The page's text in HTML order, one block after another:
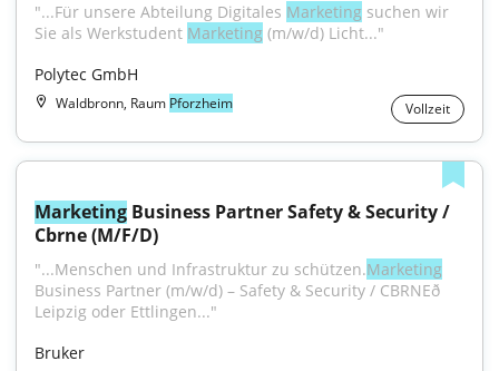
"...Für unsere Abteilung Digitales Marketing suchen wir
Sie als Werkstudent Marketing (m/w/d) Licht..."
Polytec GmbH
Waldbronn, Raum Pforzheim Vollzeit
Marketing Business Partner Safety & Security /
Cbrne (M/F/D)
"...Menschen und Infrastruktur zu schützen.Marketing
Business Partner (m/w/d) – Safety & Security / CBRNEð
Leipzig oder Ettlingen..."
Bruker